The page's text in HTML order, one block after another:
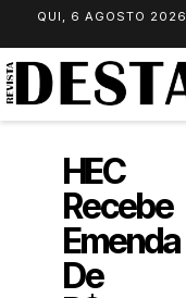
QUI, 6 AGOSTO 2026
HEC
Recebe
Emenda
De